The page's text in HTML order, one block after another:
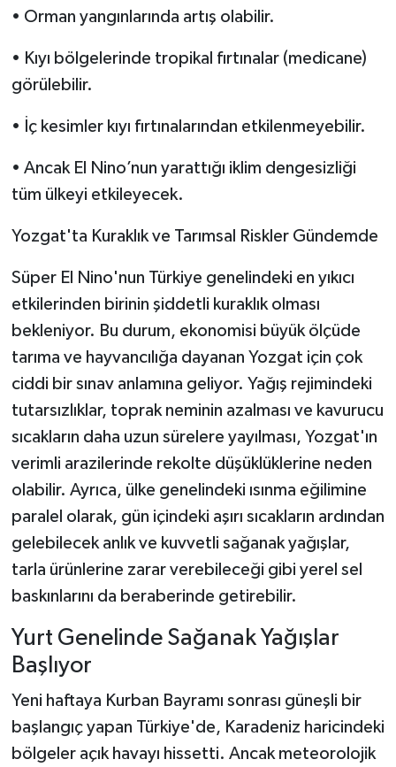
• Orman yangınlarında artış olabilir.
• Kıyı bölgelerinde tropikal fırtınalar (medicane)
görülebilir.
• İç kesimler kıyı fırtınalarından etkilenmeyebilir.
• Ancak El Nino’nun yarattığı iklim dengesizliği
tüm ülkeyi etkileyecek.
Yozgat'ta Kuraklık ve Tarımsal Riskler Gündemde
Süper El Nino'nun Türkiye genelindeki en yıkıcı
etkilerinden birinin şiddetli kuraklık olması
bekleniyor. Bu durum, ekonomisi büyük ölçüde
tarıma ve hayvancılığa dayanan Yozgat için çok
ciddi bir sınav anlamına geliyor. Yağış rejimindeki
tutarsızlıklar, toprak neminin azalması ve kavurucu
sıcakların daha uzun sürelere yayılması, Yozgat'ın
verimli arazilerinde rekolte düşüklüklerine neden
olabilir. Ayrıca, ülke genelindeki ısınma eğilimine
paralel olarak, gün içindeki aşırı sıcakların ardından
gelebilecek anlık ve kuvvetli sağanak yağışlar,
tarla ürünlerine zarar verebileceği gibi yerel sel
baskınlarını da beraberinde getirebilir.
Yurt Genelinde Sağanak Yağışlar
Başlıyor
Yeni haftaya Kurban Bayramı sonrası güneşli bir
başlangıç yapan Türkiye'de, Karadeniz haricindeki
bölgeler açık havayı hissetti. Ancak meteorolojik